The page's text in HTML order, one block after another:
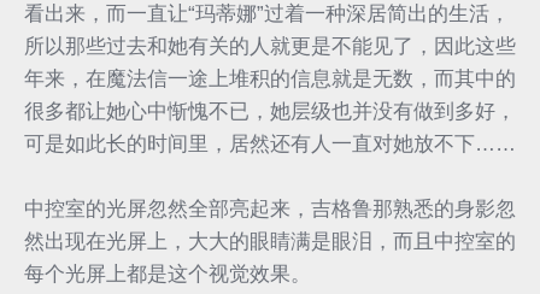
看出来，而一直让“玛蒂娜”过着一种深居简出的生活，
所以那些过去和她有关的人就更是不能见了，因此这些
年来，在魔法信一途上堆积的信息就是无数，而其中的
很多都让她心中惭愧不已，她层级也并没有做到多好，
可是如此长的时间里，居然还有人一直对她放不下……
中控室的光屏忽然全部亮起来，吉格鲁那熟悉的身影忽
然出现在光屏上，大大的眼睛满是眼泪，而且中控室的
每个光屏上都是这个视觉效果。